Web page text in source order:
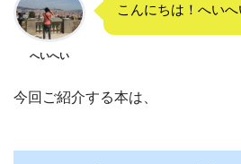
へいへい
こんにちは！へいへ
今回ご紹介する本は、